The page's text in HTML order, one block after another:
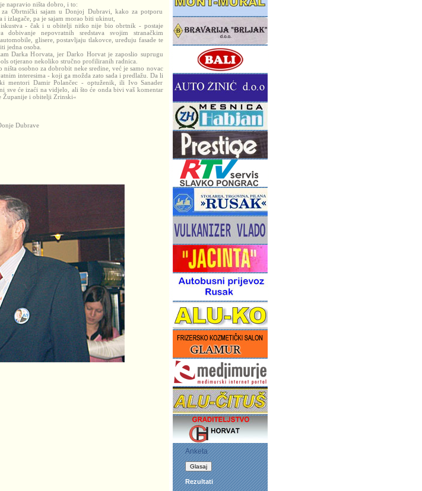
napravio ništa dobro, i to:
Obrtnički sajam u Donjoj Dubravi, kako za potporu
i izlagače, pa je sajam morao biti ukinut,
- čak i u obitelji nitko nije bio obrtnik - postaje
nepovratnih sredstava svojim stranačkim
glisere, postavljaju tlakovce, uređuju fasade te
jedna osoba.
Darka Horvata, jer Darko Horvat je zaposlio suprugu
otjerano nekoliko stručno profiliranih radnica.
osobno za dobrobit neke sredine, već je samo novac
interesima - koji ga možda zato sada i predlažu. Da li
mentori Damir Polančec - optuženik, ili Ivo Sanader
sve će izaći na vidjelo, ali što će onda bivi vaš komentar
Županije i obitelji Zrinski«
Dubrave
Anketa
Rezultati